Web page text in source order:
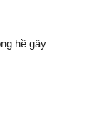
hề gây